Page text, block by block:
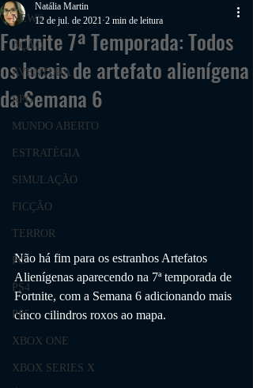
NEWS
AÇÃO
AVENTURA
RPG
MUNDO ABERTO
ESTRATÉGIA
SIMULAÇÃO
FICÇÃO
TERROR
PC
PS4
PS5
XBOX ONE
XBOX SERIES X
Fortnite 7ª Temporada: Todos
os locais de artefato alienígena
da Semana 6
Natália Martin
12 de jul. de 2021 2 min de leitura
Não há fim para os estranhos Artefatos
Alienígenas aparecendo na 7ª temporada de
Fortnite, com a Semana 6 adicionando mais
cinco cilindros roxos ao mapa.